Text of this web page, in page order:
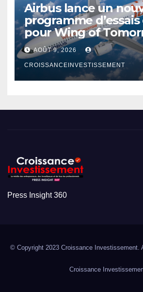
Airbus lance un
programme
pour Wing of
AOÛT 9, 2026
CROISSANCEINVESTISSEMENT
Press Insight 360
© Copyright 2023 Croissance Investissement.
Croissance